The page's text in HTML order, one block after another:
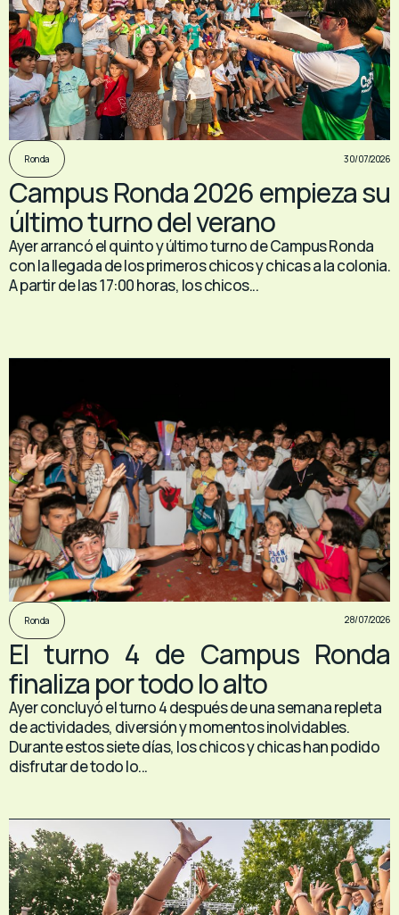
Ronda 30/07/2026
Campus Ronda 2026 empieza su
último turno del verano
Ayer arrancó el quinto y último turno de Campus Ronda
con la llegada de los primeros chicos y chicas a la colonia.
A partir de las 17:00 horas, los chicos...
Ronda 28/07/2026
El turno 4 de Campus Ronda
finaliza por todo lo alto
Ayer concluyó el turno 4 después de una semana repleta
de actividades, diversión y momentos inolvidables.
Durante estos siete días, los chicos y chicas han podido
disfrutar de todo lo...